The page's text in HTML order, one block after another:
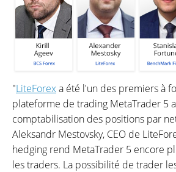
"LiteForexa été l'un des premiers à
plateforme de trading MetaTrader 5
comptabilisation des positions par
Aleksandr Mestovsky, CEO de
hedging rend MetaTrader 5 encore
les traders. La possibilité de trader